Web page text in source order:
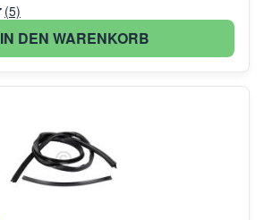
(5)
IN DEN WARENKORB